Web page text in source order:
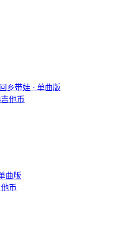
乡带娃 · 单曲版
他币
曲版
币